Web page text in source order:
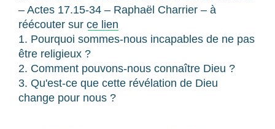
– Actes 17.15-34 – Raphaël Charrier – à
réécouter sur ce lien
1. Pourquoi sommes-nous incapables de ne pas
être religieux ?
2. Comment pouvons-nous connaître Dieu ?
3. Qu'est-ce que cette révélation de Dieu
change pour nous ?